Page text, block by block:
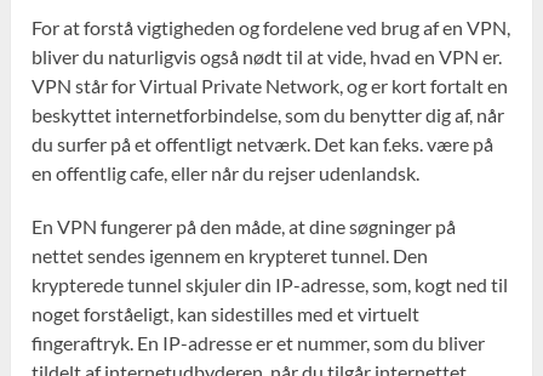
For at forstå vigtigheden og fordelene ved brug af en VPN,
bliver du naturligvis også nødt til at vide, hvad en VPN er.
VPN står for Virtual Private Network, og er kort fortalt en
beskyttet internetforbindelse, som du benytter dig af, når
du surfer på et offentligt netværk. Det kan f.eks. være på
en offentlig cafe, eller når du rejser udenlandsk.
En VPN fungerer på den måde, at dine søgninger på
nettet sendes igennem en krypteret tunnel. Den
krypterede tunnel skjuler din IP-adresse, som, kogt ned til
noget forståeligt, kan sidestilles med et virtuelt
fingeraftryk. En IP-adresse er et nummer, som du bliver